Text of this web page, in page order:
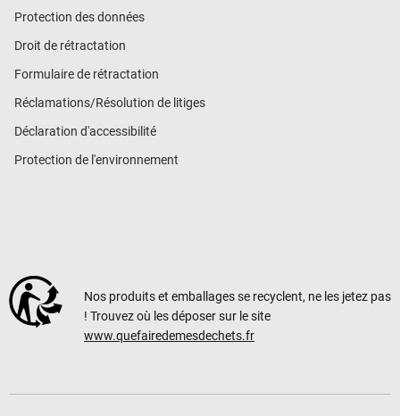
Protection des données
Droit de rétractation
Formulaire de rétractation
Réclamations/Résolution de litiges
Déclaration d'accessibilité
Protection de l'environnement
Nos produits et emballages se recyclent, ne les jetez pas
! Trouvez où les déposer sur le site
www.quefairedemesdechets.fr